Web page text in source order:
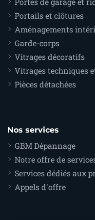
Portails et clôtures
Aménagements
Garde-corps
Vitrages décoratifs
Vitrages techniques
Pièces détachées
Nos services
GBM Dépannage
Notre offre de
Services dédiés aux
Appels d'offre